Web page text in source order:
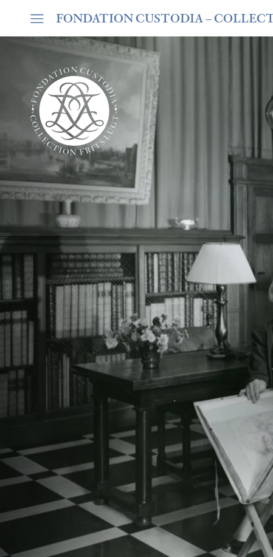
FONDATION CUSTODIA–